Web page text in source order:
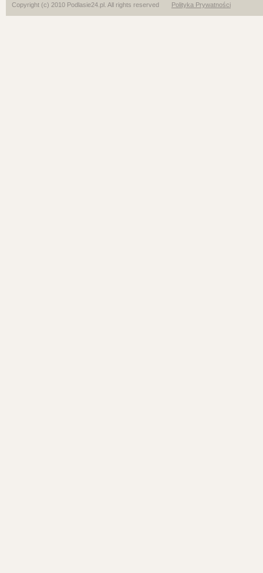
Copyright (c) 2010 Podlasie24.pl. All rights reserved Polityka Prywatności